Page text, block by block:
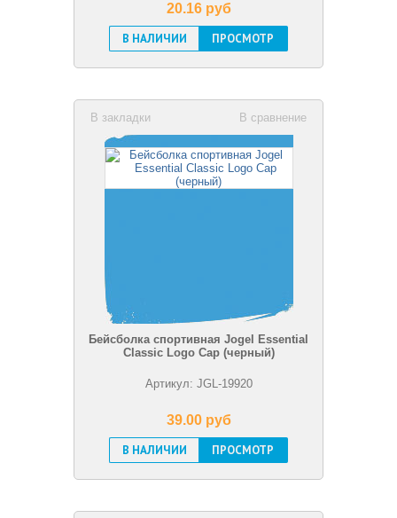
20.16 pуб
В НАЛИЧИИ
ПРОСМОТР
В сравнение
В закладки
Бейсболка спортивная Jogel Essential
Classic Logo Cap (черный)
Артикул: JGL-19920
39.00 pуб
В НАЛИЧИИ
ПРОСМОТР